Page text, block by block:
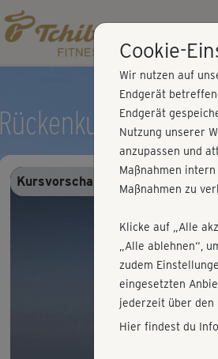
Rückenkurs -
Kursvorschau - Anmelden und
Cookie-
Wir nutzen auf
Endgerät
Endgerät
Nutzung unserer
anzupassen und
Maßnahmen
Maßnahmen zu
Klicke auf „Alle
„Alle ablehnen“,
zudem
eingesetzten
jederzeit über den
Hier findest du